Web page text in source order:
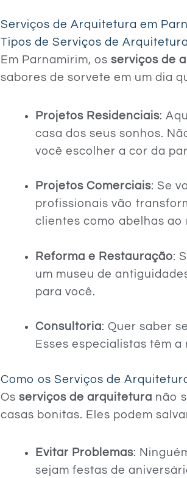
Serviços de Arquitetura em
Tipos de Serviços de
Em Parnamirim, osserviços de
sabores de sorvete em um dia
Projetos Residenciais:
casa dos seus sonhos.
você escolher a cor da
Projetos Comerciais: Se
profissionais vão
clientes como abelhas ao
Reforma e Restauração:
um museu de
para você.
Consultoria: Quer saber
Esses especialistas têm a
Como os Serviços de
Osserviços de arquitetura não
casas bonitas. Eles podem
Evitar Problemas:
sejam festas de